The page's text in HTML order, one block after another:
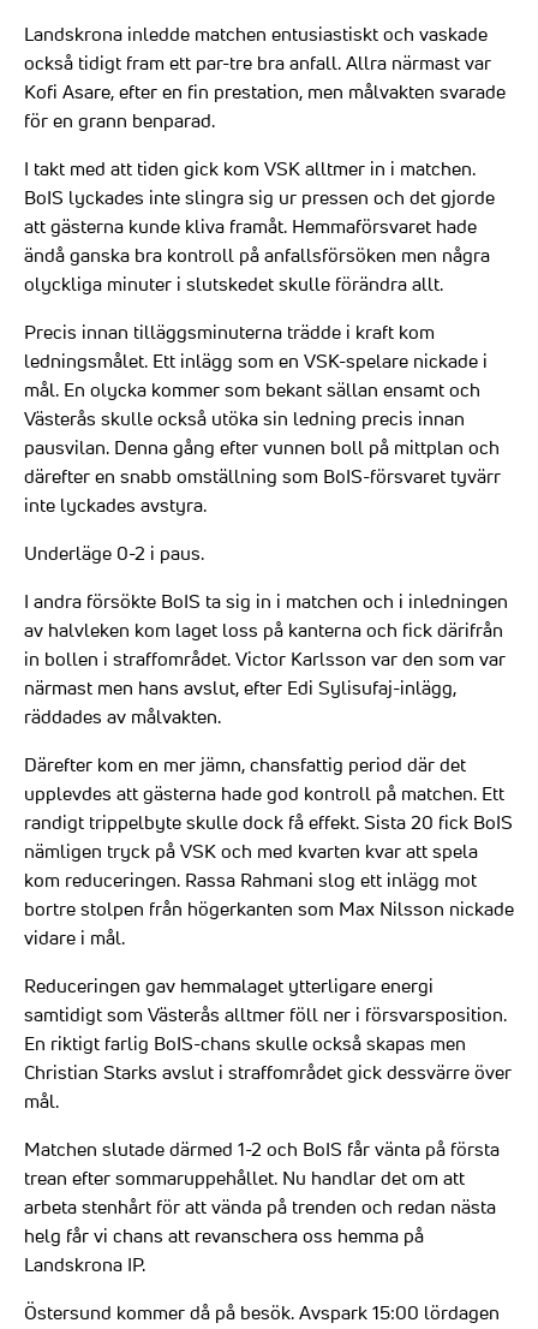
Landskrona inledde matchen entusiastiskt och vaskade
också tidigt fram ett par-tre bra anfall. Allra närmast var
Kofi Asare, efter en fin prestation, men målvakten svarade
för en grann benparad.
I takt med att tiden gick kom VSK alltmer in i matchen.
BoIS lyckades inte slingra sig ur pressen och det gjorde
att gästerna kunde kliva framåt. Hemmaförsvaret hade
ändå ganska bra kontroll på anfallsförsöken men några
olyckliga minuter i slutskedet skulle förändra allt.
Precis innan tilläggsminuterna trädde i kraft kom
ledningsmålet. Ett inlägg som en VSK-spelare nickade i
mål. En olycka kommer som bekant sällan ensamt och
Västerås skulle också utöka sin ledning precis innan
pausvilan. Denna gång efter vunnen boll på mittplan och
därefter en snabb omställning som BoIS-försvaret tyvärr
inte lyckades avstyra.
Underläge 0-2 i paus.
I andra försökte BoIS ta sig in i matchen och i inledningen
av halvleken kom laget loss på kanterna och fick därifrån
in bollen i straffområdet. Victor Karlsson var den som var
närmast men hans avslut, efter Edi Sylisufaj-inlägg,
räddades av målvakten.
Därefter kom en mer jämn, chansfattig period där det
upplevdes att gästerna hade god kontroll på matchen. Ett
randigt trippelbyte skulle dock få effekt. Sista 20 fick BoIS
nämligen tryck på VSK och med kvarten kvar att spela
kom reduceringen. Rassa Rahmani slog ett inlägg mot
bortre stolpen från högerkanten som Max Nilsson nickade
vidare i mål.
Reduceringen gav hemmalaget ytterligare energi
samtidigt som Västerås alltmer föll ner i försvarsposition.
En riktigt farlig BoIS-chans skulle också skapas men
Christian Starks avslut i straffområdet gick dessvärre över
mål.
Matchen slutade därmed 1-2 och BoIS får vänta på första
trean efter sommaruppehållet. Nu handlar det om att
arbeta stenhårt för att vända på trenden och redan nästa
helg får vi chans att revanschera oss hemma på
Landskrona IP.
Östersund kommer då på besök. Avspark 15:00 lördagen